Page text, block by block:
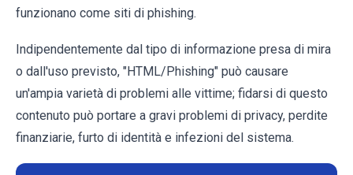
funzionano come siti di phishing.
Indipendentemente dal tipo di informazione presa di mira
o dall'uso previsto, "HTML/Phishing" può causare
un'ampia varietà di problemi alle vittime; fidarsi di questo
contenuto può portare a gravi problemi di privacy, perdite
finanziarie, furto di identità e infezioni del sistema.